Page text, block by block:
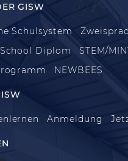
GISW
Schulsystem
Diplom
STEM/
NEWBEES
Anmeldung